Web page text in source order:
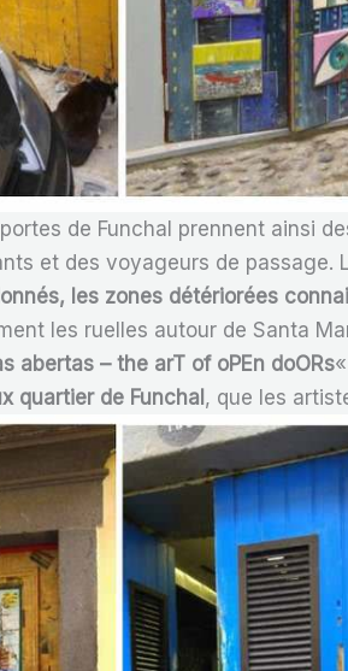
de Funchal prennent ainsi
et des voyageurs de passage.
les zones détériorées
les ruelles autour de Santa
abertas – the arT of oPEn doORs
quartier de Funchal , que les